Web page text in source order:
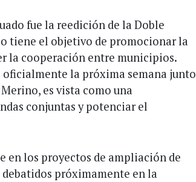
fue la reedición de la Doble
tiene el objetivo de promocionar la
la cooperación entre municipios.
la próxima semana junto
es vista como una
conjuntas y potenciar el
en los proyectos de ampliación de
próximamente en la